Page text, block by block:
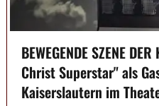
BEWEGENDE SZENE
Christ Superstar" als
Kaiserslautern im